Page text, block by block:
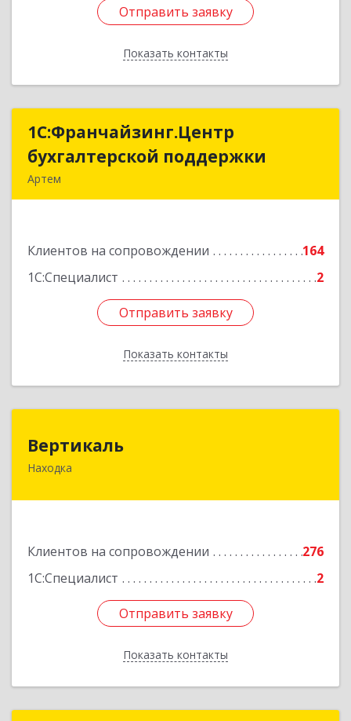
Отправить заявку
Показать контакты
Отправить заявку
Назад
1С:Франчайзинг.Центр
бухгалтерской поддержки
Артем
Клиентов на сопровождении
164
1С:Специалист
2
Отправить заявку
Показать контакты
1С:Франчайзинг.Центр
бухгалтерской поддержки
Подробнее
Отправить заявку
Назад
Вертикаль
Находка
Клиентов на сопровождении
276
1С:Специалист
2
Отправить заявку
Показать контакты
Отправить заявку
Назад